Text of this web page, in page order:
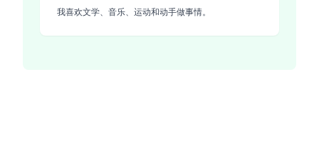
我喜欢文学、音乐、运动和动手做事情。